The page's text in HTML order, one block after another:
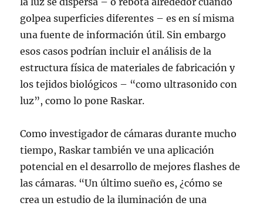
golpea superficies diferentes – es en sí misma
una fuente de información útil. Sin embargo
esos casos podrían incluir el análisis de la
estructura física de materiales de fabricación y
los tejidos biológicos – “como ultrasonido con
luz”, como lo pone Raskar.
Como investigador de cámaras durante mucho
tiempo, Raskar también ve una aplicación
potencial en el desarrollo de mejores flashes de
las cámaras. “Un último sueño es, ¿cómo se
crea un estudio de la iluminación de una